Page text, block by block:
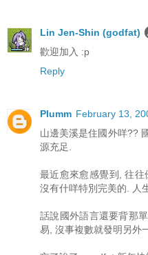
Lin Jen-Shin (godfat)
歡迎加入 :p
Reply
Plumm February 13,
山邊美溪是住國外咩??
源充足.
最近愈來愈感覺到, 往往
沒有什咩特別完美的. 人
話說國外語言還要背那
易, 沒事複數就發明另外